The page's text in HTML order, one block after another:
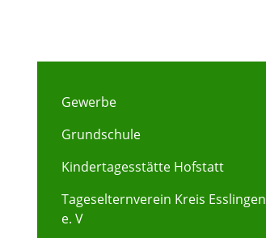
Gewerbe
Grundschule
Kindertagesstätte Hofstatt
Tageselternverein Kreis Esslingen
e. V